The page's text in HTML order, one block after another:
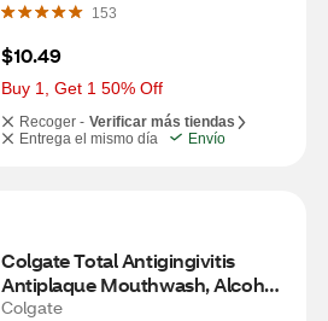
153
$10.49
Buy 1, Get 1 50% Off
Recoger - Verificar más tiendas
Entrega el mismo día
Envío
Colgate Total Antigingivitis
Antiplaque Mouthwash, Alcohol-
Free, Peppermint, 16.9 OZ
Colgate